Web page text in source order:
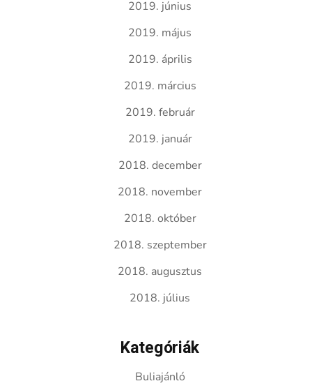
2019. június
2019. május
2019. április
2019. március
2019. február
2019. január
2018. december
2018. november
2018. október
2018. szeptember
2018. augusztus
2018. július
Kategóriák
Buliajánló